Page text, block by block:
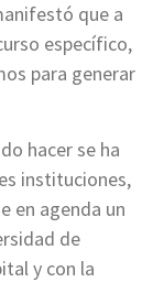
que a
específico,
para generar
hacer se ha
instituciones,
en agenda un
de
y con la